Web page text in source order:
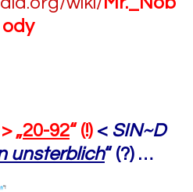
ody
> „20-92“ (!) < SIN~D
unsterblich“ (?) …